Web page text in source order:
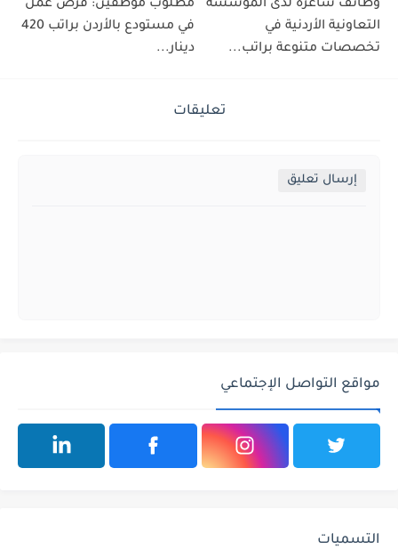
وظائف شاغرة لدى المؤسسة
التعاونية الأردنية في
تخصصات متنوعة براتب...
مطلوب موظفين: فرص عمل
في مستودع بالأردن براتب 420
دينار...
تعليقات
إرسال تعليق
مواقع التواصل الإجتماعي
التسميات